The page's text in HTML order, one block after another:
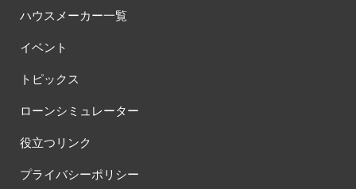
ハウスメーカー一覧
イベント
トピックス
ローンシミュレーター
役立つリンク
プライバシーポリシー